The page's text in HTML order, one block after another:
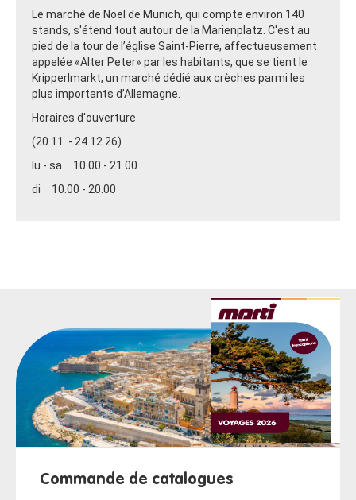
Le marché de Noël de Munich, qui compte environ 140
stands, s'étend tout autour de la Marienplatz. C'est au
pied de la tour de l’église Saint-Pierre, affectueusement
appelée «Alter Peter» par les habitants, que se tient le
Kripperlmarkt, un marché dédié aux crèches parmi les
plus importants d’Allemagne.
Horaires d'ouverture
(20.11. - 24.12.26)
lu - sa 10.00 - 21.00
di 10.00 - 20.00
Commande de catalogues